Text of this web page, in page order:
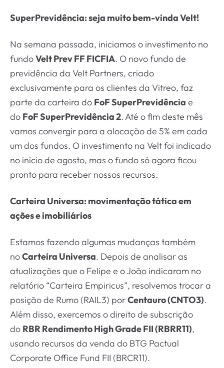
SuperPrevidência: seja muito bem-vinda Velt!
Na semana passada, iniciamos o investimento no
fundoVelt Prev FF FICFIA. O novo fundo de
previdência da Velt Partners, criado
exclusivamente para os clientes da Vitreo, faz
parte da carteira do FoF SuperPrevidência e
do FoF SuperPrevidência 2. Até o fim deste mês
vamos convergir para a alocação de 5% em cada
um dos fundos. O investimento na Velt foi indicado
no início de agosto, mas o fundo só agora ficou
pronto para receber nossos recursos.
Carteira Universa: movimentação tática em
ações e imobiliários
Estamos fazendo algumas mudanças também
noCarteira Universa. Depois de analisar as
atualizações que o Felipe e o João indicaram no
relatório “Carteira Empiricus”, resolvemos trocar a
posição de Rumo (RAIL3) porCentauro (CNTO3).
Além disso, exercemos o direito de subscrição
do RBR Rendimento High Grade FII (RBRR11),
usando recursos da venda do BTG Pactual
Corporate Office Fund FII (BRCR11).